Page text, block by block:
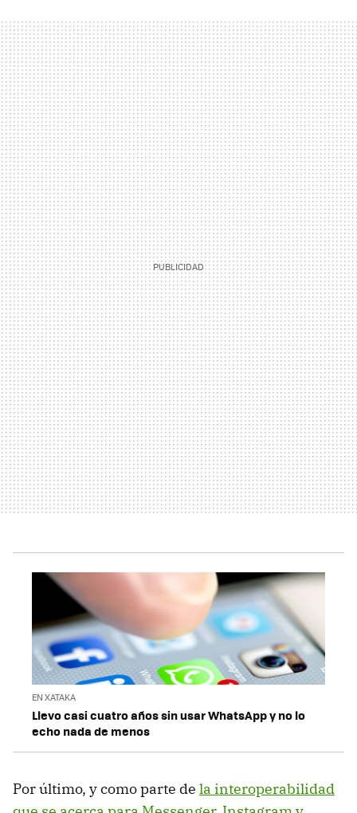
EN XATAKA
Llevo casi cuatro años sin usar WhatsApp y no lo
echo nada de menos
Por último, y como parte de la interoperabilidad